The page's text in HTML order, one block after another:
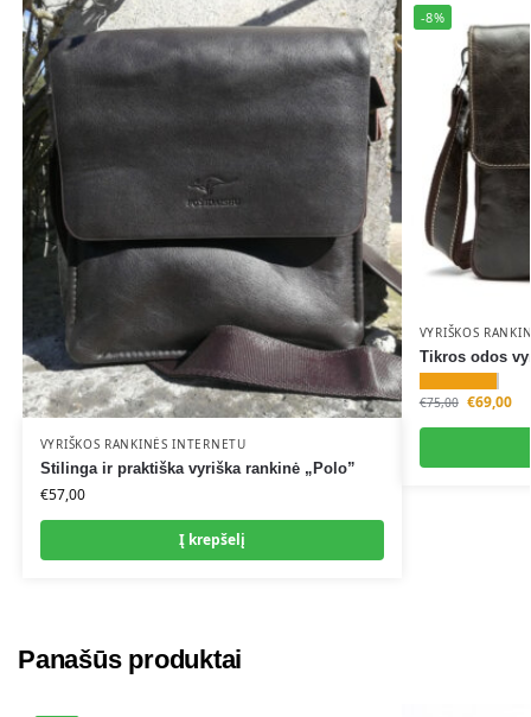
v
e
:
VYRIŠKOS RANKINĖS INTERNETU
Stilinga ir praktiška vyriška rankinė „Polo”
€57,00
Į krepšelį
-8%
VYRIŠKOS
Tikros odos
€75,00 €69,00
Panašūs produktai